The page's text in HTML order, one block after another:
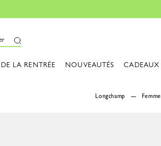
DE LA RENTRÉE NOUVEAUTÉS CADEAUX
Longchamp Femme